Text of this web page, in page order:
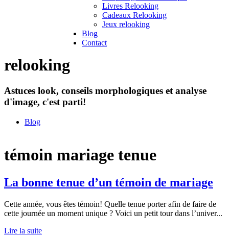
Livres Relooking
Cadeaux Relooking
Jeux relooking
Blog
Contact
relooking
Astuces look, conseils morphologiques et analyse
d'image, c'est parti!
Blog
témoin mariage tenue
La bonne tenue d’un témoin de mariage
Cette année, vous êtes témoin! Quelle tenue porter afin de faire de
cette journée un moment unique ? Voici un petit tour dans l’univer...
Lire la suite